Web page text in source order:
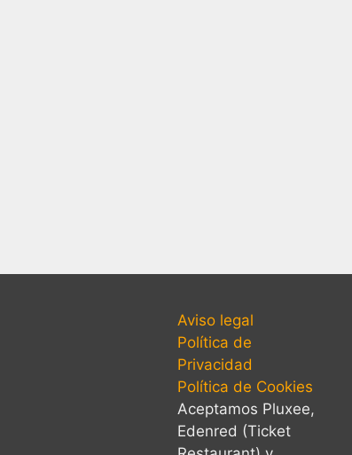
Aviso legal
Política de
Privacidad
Política de Cookies
Aceptamos Pluxee,
Edenred (Ticket